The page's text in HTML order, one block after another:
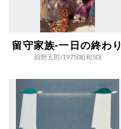
留守家族‐一日の終わり
紺野五郎/1975(昭和50)